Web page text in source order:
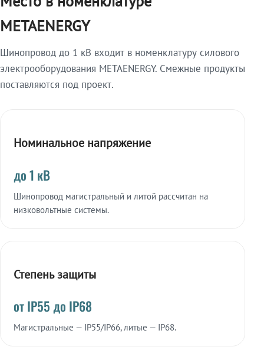
METAENERGY
Шинопровод до 1 кВ входит в номенклатуру силового
электрооборудования METAENERGY. Смежные продукты
поставляются под проект.
Номинальное напряжение
до 1 кВ
Шинопровод магистральный и литой рассчитан на
низковольтные системы.
Степень защиты
от IP55 до IP68
Магистральные — IP55/IP66, литые — IP68.